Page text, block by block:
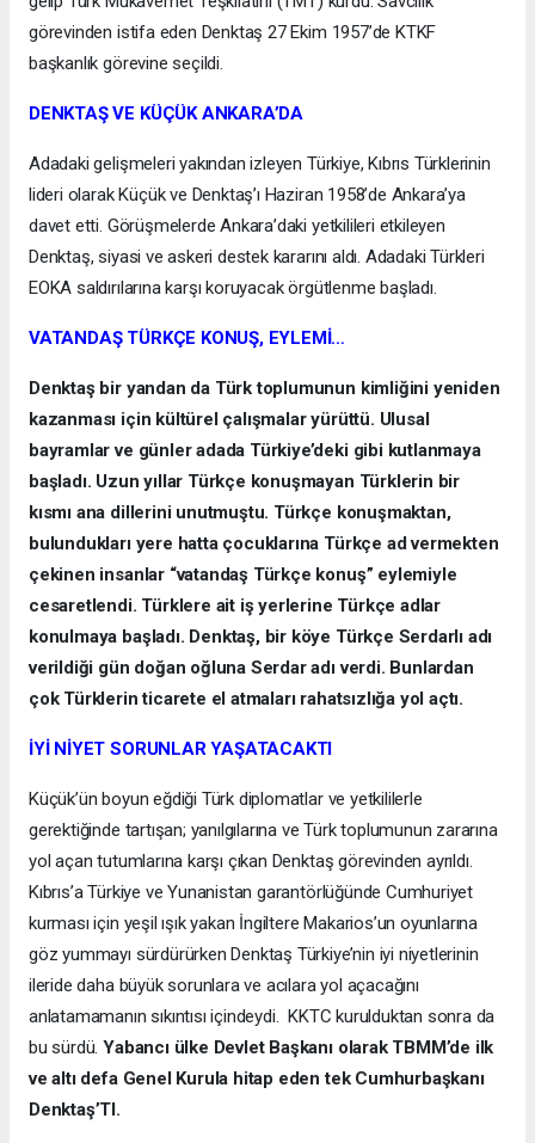
görevinden istifa eden Denktaş 27 Ekim 1957’de KTKF
başkanlık görevine seçildi.
DENKTAŞ VE KÜÇÜK ANKARA’DA
Adadaki gelişmeleri yakından izleyen Türkiye, Kıbrıs Türklerinin
lideri olarak Küçük ve Denktaş’ı Haziran 1958’de Ankara’ya
davet etti. Görüşmelerde Ankara’daki yetkilileri etkileyen
Denktaş, siyasi ve askeri destek kararını aldı. Adadaki Türkleri
EOKA saldırılarına karşı koruyacak örgütlenme başladı.
VATANDAŞ TÜRKÇE KONUŞ, EYLEMİ…
Denktaş bir yandan da Türk toplumunun kimliğini yeniden
kazanması için kültürel çalışmalar yürüttü. Ulusal
bayramlar ve günler adada Türkiye’deki gibi kutlanmaya
başladı. Uzun yıllar Türkçe konuşmayan Türklerin bir
kısmı ana dillerini unutmuştu. Türkçe konuşmaktan,
bulundukları yere hatta çocuklarına Türkçe ad vermekten
çekinen insanlar “vatandaş Türkçe konuş” eylemiyle
cesaretlendi. Türklere ait iş yerlerine Türkçe adlar
konulmaya başladı. Denktaş, bir köye Türkçe Serdarlı adı
verildiği gün doğan oğluna Serdar adı verdi. Bunlardan
çok Türklerin ticarete el atmaları rahatsızlığa yol açtı.
İYİ NİYET SORUNLAR YAŞATACAKTI
Küçük’ün boyun eğdiği Türk diplomatlar ve yetkililerle
gerektiğinde tartışan; yanılgılarına ve Türk toplumunun zararına
yol açan tutumlarına karşı çıkan Denktaş görevinden ayrıldı.
Kıbrıs’a Türkiye ve Yunanistan garantörlüğünde Cumhuriyet
kurması için yeşil ışık yakan İngiltere Makarios’un oyunlarına
göz yummayı sürdürürken Denktaş Türkiye’nin iyi niyetlerinin
ileride daha büyük sorunlara ve acılara yol açacağını
anlatamamanın sıkıntısı içindeydi. KKTC kurulduktan sonra da
bu sürdü.Yabancı ülke Devlet Başkanı olarak TBMM’de ilk
ve altı defa Genel Kurula hitap eden tek Cumhurbaşkanı
Denktaş’TI.